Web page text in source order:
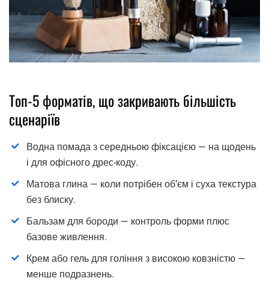
Топ-5 форматів, що закривають більшість
сценаріїв
Водна помада з середньою фіксацією — на щодень
і для офісного дрес-коду.
Матова глина — коли потрібен об’єм і суха текстура
без блиску.
Бальзам для бороди — контроль форми плюс
базове живлення.
Крем або гель для гоління з високою ковзністю —
менше подразнень.